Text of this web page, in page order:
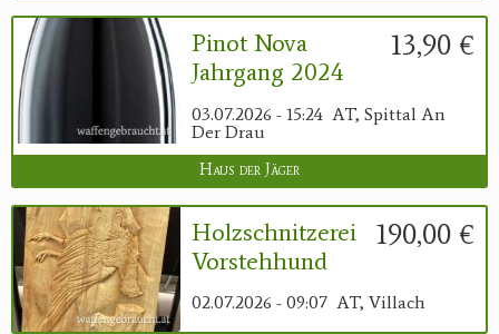
13,90 €
Pinot Nova
Jahrgang 2024
03.07.2026 - 15:24 AT, Spittal An
Der Drau
Haus der Jäger
190,00 €
Holzschnitzerei
Vorstehhund
02.07.2026 - 09:07 AT, Villach